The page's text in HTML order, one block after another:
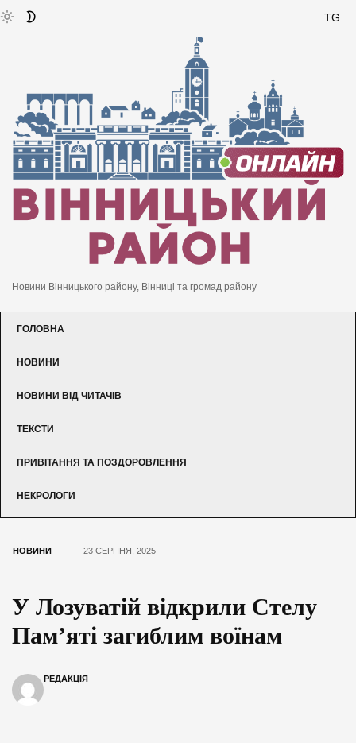
TG
Новини Вінницького району, Вінниці та громад району
ГОЛОВНА
НОВИНИ
НОВИНИ ВІД ЧИТАЧІВ
ТЕКСТИ
ПРИВІТАННЯ ТА ПОЗДОРОВЛЕННЯ
НЕКРОЛОГИ
НОВИНИ 23 СЕРПНЯ, 2025
У Лозуватій відкрили Стелу
Пам’яті загиблим воїнам
РЕДАКЦІЯ